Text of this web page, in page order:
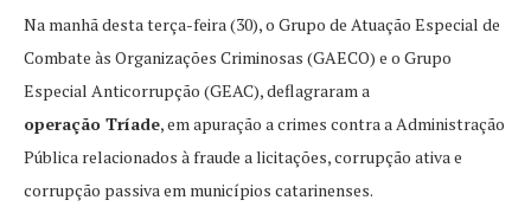
Na manhã desta terça-feira (30), o Grupo de Atuação Especial de
Combate às Organizações Criminosas (GAECO) e o Grupo
Especial Anticorrupção (GEAC), deflagraram a
operação Tríade, em apuração a crimes contra a Administração
Pública relacionados à fraude a licitações, corrupção ativa e
corrupção passiva em municípios catarinenses.